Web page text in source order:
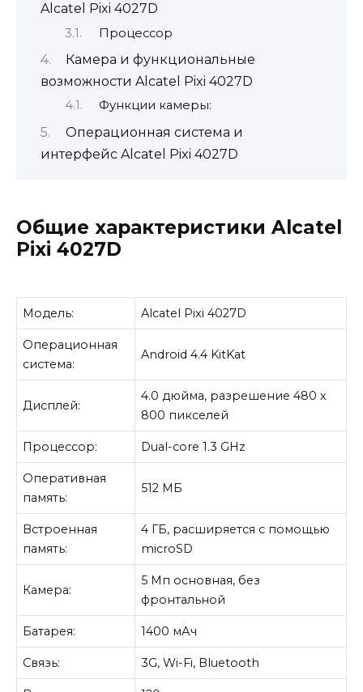
Alcatel Pixi 4027D
Процессор
Камера и функциональные
возможности Alcatel Pixi 4027D
Функции камеры:
Операционная система и
интерфейс Alcatel Pixi 4027D
Общие характеристики Alcatel
Pixi 4027D
Модель: Alcatel Pixi 4027D
Операционная
система:
Android 4.4 KitKat
Дисплей:
4.0 дюйма, разрешение 480 х
800 пикселей
Процессор: Dual-core 1.3 GHz
Оперативная
память:
512 МБ
Встроенная
память:
4 ГБ, расширяется с помощью
microSD
Камера:
5 Мп основная, без
фронтальной
Батарея: 1400 мАч
Связь: 3G, Wi-Fi, Bluetooth